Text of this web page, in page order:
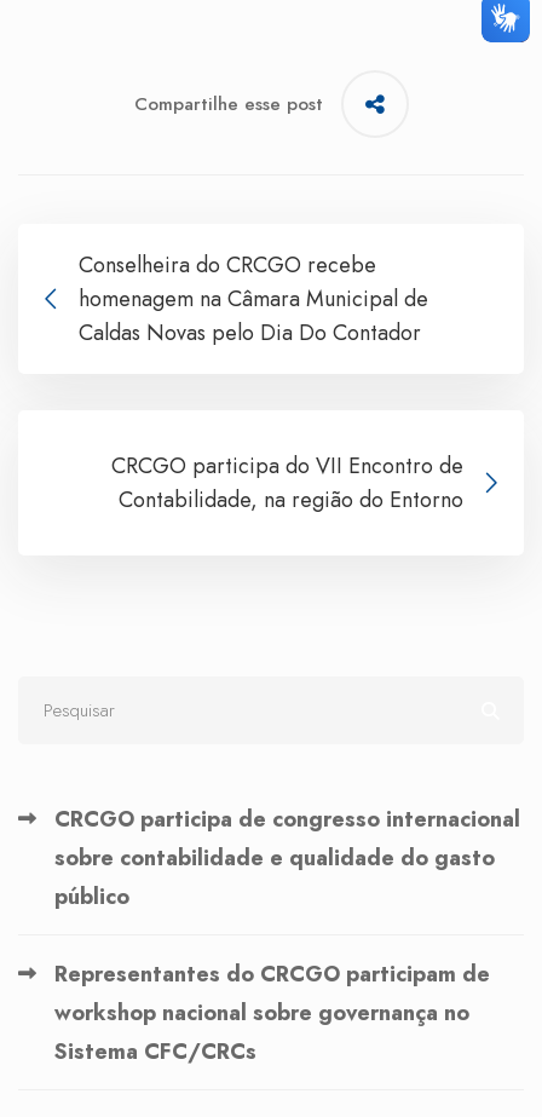
Compartilhe esse post
Conselheira do CRCGO recebe
homenagem na Câmara Municipal de
Caldas Novas pelo Dia Do Contador
CRCGO participa do VII Encontro de
Contabilidade, na região do Entorno
CRCGO participa de congresso internacional
sobre contabilidade e qualidade do gasto
público
Representantes do CRCGO participam de
workshop nacional sobre governança no
Sistema CFC/CRCs